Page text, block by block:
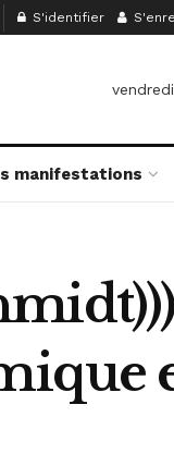
S'identifier
manifestations